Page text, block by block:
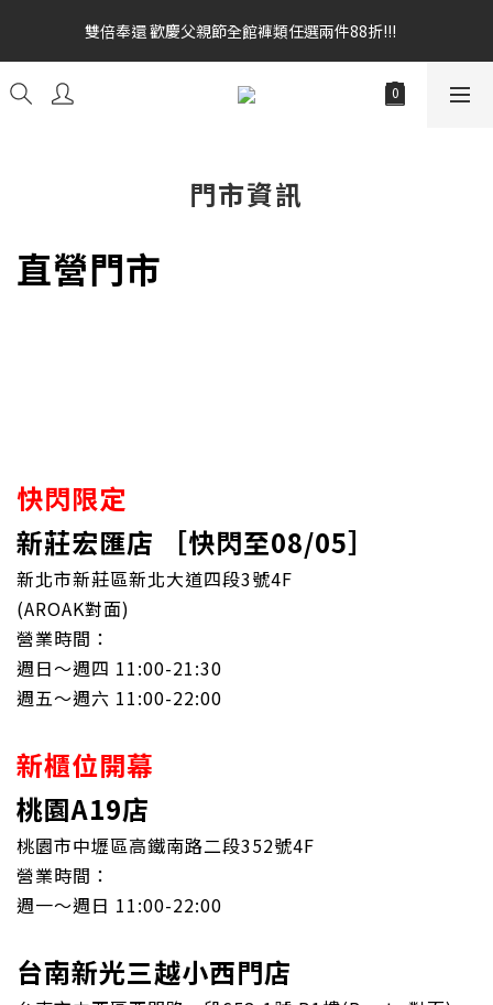
雙倍奉還 歡慶父親節全館褲類任選兩件88折!!!
雙倍奉還 歡慶父親節全館褲類任選兩件88折!!!
全館消費滿額$1680贈3D好野貓公仔(絲綢鐵黑) 滿額$2499贈達摩
金幣 送完為止!  滿$3000再贈現金卷$300元
門市資訊
直營門市
快閃限定
新莊宏匯店
［快閃至08/05］
新北市新莊區新北大道四段3號4F
(AROAK對面)
營業時間：
週日～週四 11:00-21:30
週五～週六 11:00-22:00
新櫃位開幕
桃園A19店
桃園市中壢區高鐵南路二段352號4F
營業時間：
週一～週日 11:00-22:00
台南新光三越小西門店